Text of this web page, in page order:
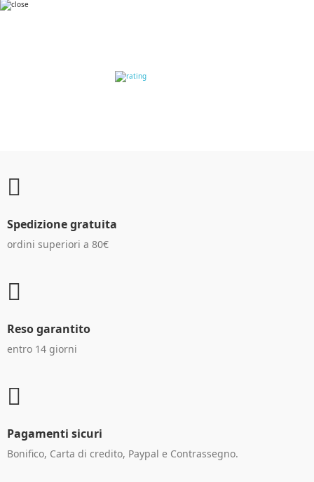
RECENSIONI DEI
Spedizione gratuita
ordini superiori a 80€
Reso garantito
entro 14 giorni
Pagamenti sicuri
Bonifico, Carta di credito, Paypal e Contrassegno.